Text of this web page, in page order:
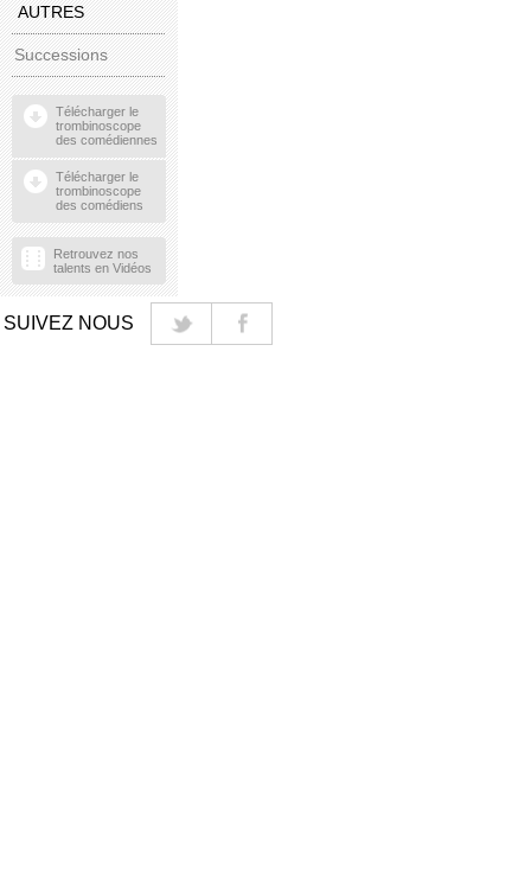
AUTRES
Successions
Télécharger le
trombinoscope
des comédiennes
Télécharger le
trombinoscope
des comédiens
Retrouvez nos
talents en Vidéos
SUIVEZ NOUS